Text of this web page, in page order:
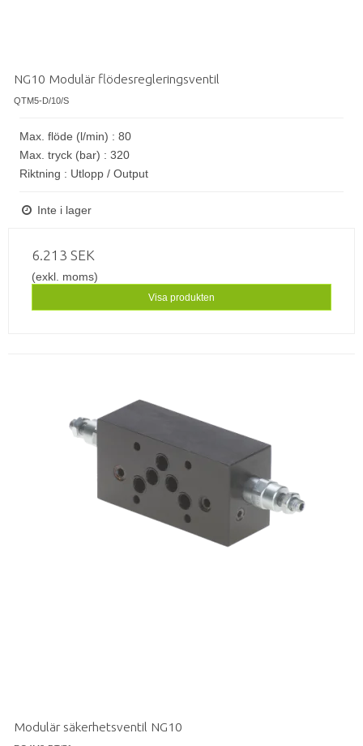
NG10 Modulär flödesregleringsventil
QTM5-D/10/S
Max. flöde (l/min) : 80
Max. tryck (bar) : 320
Riktning : Utlopp / Output
Inte i lager
6.213 SEK
(exkl. moms)
Visa produkten
Modulär säkerhetsventil NG10